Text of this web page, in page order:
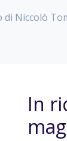
di Niccolò
In